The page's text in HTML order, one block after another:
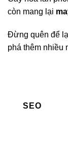
còn mang lại
Đừng quên để
phá thêm nhiều
SEO